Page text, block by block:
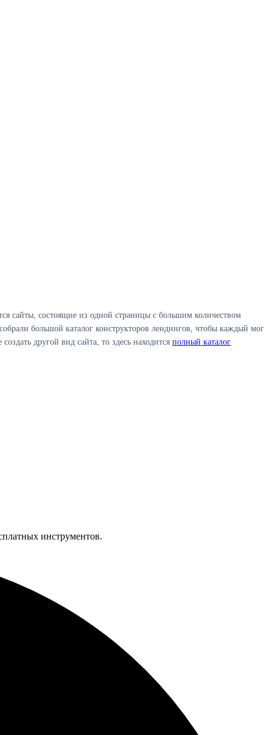
сайты, состоящие из одной страницы с большим количеством
большой каталог конструкторов лендингов, чтобы каждый мог
другой вид сайта, то здесь находится полный каталог
инструментов.